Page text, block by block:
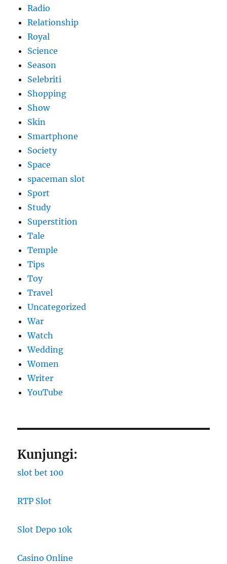
Radio
Relationship
Royal
Science
Season
Selebriti
Shopping
Show
Skin
Smartphone
Society
Space
spaceman slot
Sport
Study
Superstition
Tale
Temple
Tips
Toy
Travel
Uncategorized
War
Watch
Wedding
Women
Writer
YouTube
Kunjungi:
slot bet 100
RTP Slot
Slot Depo 10k
Casino Online